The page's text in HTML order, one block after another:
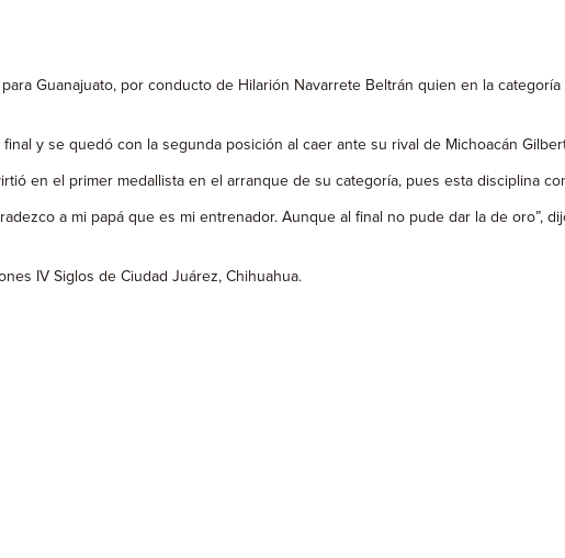
Guanajuato, por conducto de Hilarión Navarrete Beltrán quien en la
y se quedó con la segunda posición al caer ante su rival de Michoacán
en el primer medallista en el arranque de su categoría, pues esta disciplina
a mi papá que es mi entrenador. Aunque al final no pude dar la de oro”,
IV Siglos de Ciudad Juárez, Chihuahua.